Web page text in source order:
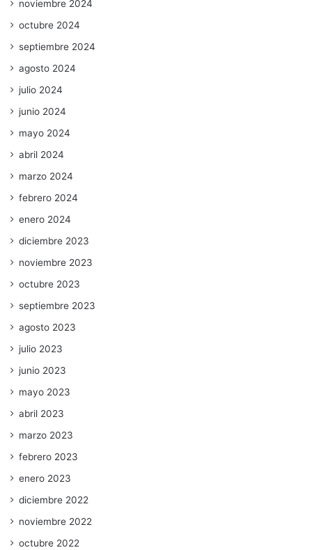
noviembre 2024
octubre 2024
septiembre 2024
agosto 2024
julio 2024
junio 2024
mayo 2024
abril 2024
marzo 2024
febrero 2024
enero 2024
diciembre 2023
noviembre 2023
octubre 2023
septiembre 2023
agosto 2023
julio 2023
junio 2023
mayo 2023
abril 2023
marzo 2023
febrero 2023
enero 2023
diciembre 2022
noviembre 2022
octubre 2022